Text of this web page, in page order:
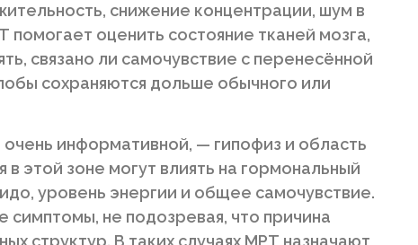
снижение концентрации, шум в
оценить состояние тканей мозга,
связано ли самочувствие с перенесённой
сохраняются дольше обычного или
информативной, — гипофиз и область
этой зоне могут влиять на гормональный
уровень энергии и общее самочувствие.
не подозревая, что причина